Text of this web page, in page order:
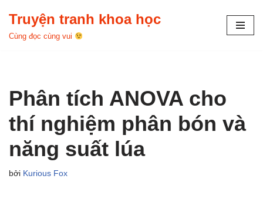
Chuyển
Truyện tranh khoa học
Cùng đọc cùng vui
Phân tích ANOVA cho
thí nghiệm phân bón và
năng suất lúa
bởi Kurious Fox